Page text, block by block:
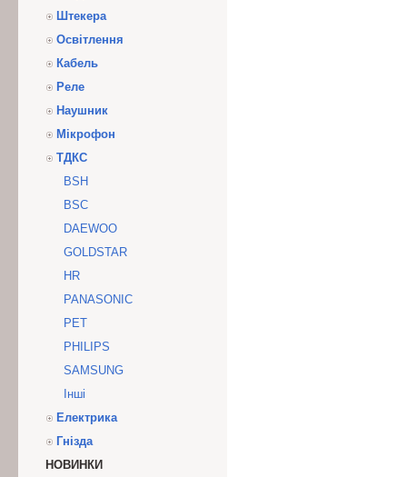
Штекера
Освітлення
Кабель
Реле
Наушник
Мікрофон
ТДКС
BSH
BSC
DAEWOO
GOLDSTAR
HR
PANASONIC
PET
PHILIPS
SAMSUNG
Інші
Електрика
Гнізда
НОВИНКИ